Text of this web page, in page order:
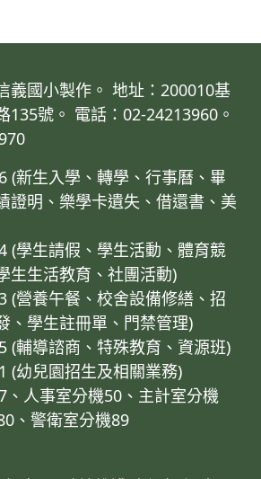
義國小製作。 地址：200010基
135號。 電話：02-24213960。
(新生入學、轉學、行事曆、畢
證明、樂學卡遺失、借還書、美
(學生請假、學生活動、體育競
生生活教育、社團活動)
(營養午餐、校舍設備修繕、招
、學生註冊單、門禁管理)
(輔導諮商、特殊教育、資源班)
(幼兒園招生及相關業務)
、人事室分機50、主計室分機
、警衛室分機89